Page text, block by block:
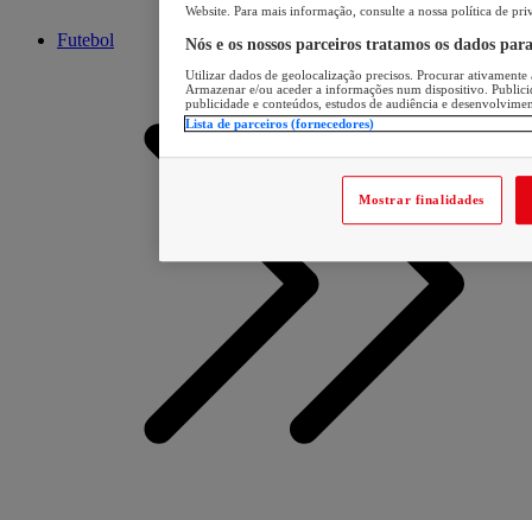
Futebol
Website. Para mais informação, consulte a nossa política de
Nós e os nossos parceiros tratamos os dados
Utilizar dados de geolocalização precisos. Procurar
Armazenar e/ou aceder a informações num dispositivo.
publicidade e conteúdos, estudos de audiência e
Lista de parceiros (fornecedores)
Mostrar finalidades